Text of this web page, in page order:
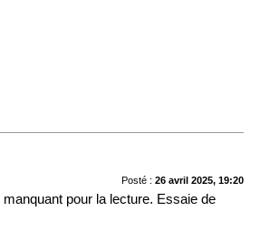
Posté : 26 avril 2025, 19:20
pour la lecture. Essaie de